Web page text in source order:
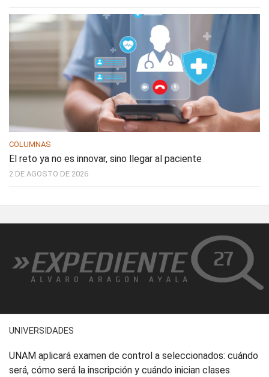
COLUMNAS
El reto ya no es innovar, sino llegar al paciente
2 DE AGOSTO DE 2026
UNIVERSIDADES
UNAM aplicará examen de control a seleccionados: cuándo
será, cómo será la inscripción y cuándo inician clases